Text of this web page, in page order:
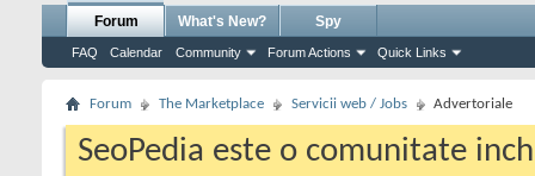
Forum
FAQ Calendar Community Forum Actions Quick Links
What's New? Spy
Forum The Marketplace Servicii web / Jobs Advertoriale
SeoPedia este o comunitate